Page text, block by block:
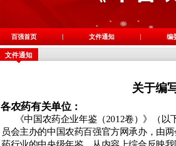
百强首页 | 文件通知 | 编
文件通知
关于编
各农药有关单位：
《中国农药企业年鉴（2012卷）》（以
员会主办的中国农药百强官方网承办，由